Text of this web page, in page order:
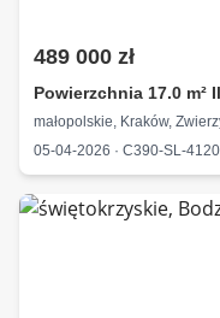
489 000 zł
Powierzchnia 17.0 m²
małopolskie, Kraków,
05-04-2026 · C390-SL-